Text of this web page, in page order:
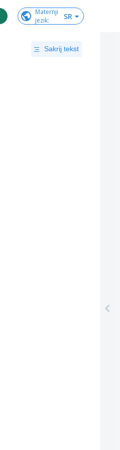
Maternji
jezik: SR
Sakrij tekst